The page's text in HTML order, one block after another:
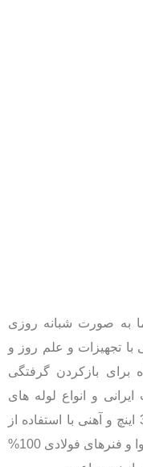
به صورت شبانه روزی
با تجهیزات و علم روز و
برای بازکردن گرفتگی
و انواع لوله های
فاضلاب مانند چدنی، پلیکا از 1 اینچ تا 30 اینچ و آهنی با استفاده از
دستگاه های لوله بازکنی تراکم و فشار هوا و فنرهای فولادی 100%